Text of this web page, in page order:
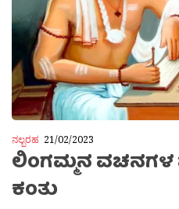
ನಲ್ಬರಹ 21/02/2023
ಲಿಂಗಮ್ಮನ ವಚನಗಳ
ಕಂತು